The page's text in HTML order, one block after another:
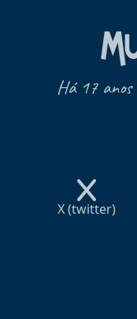
Há 17
X (twitter)